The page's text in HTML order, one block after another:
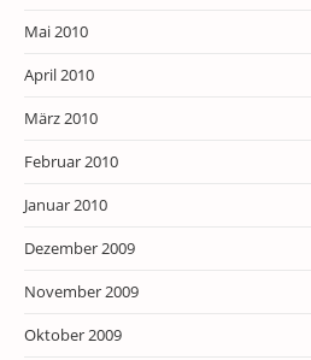
Mai 2010
April 2010
März 2010
Februar 2010
Januar 2010
Dezember 2009
November 2009
Oktober 2009